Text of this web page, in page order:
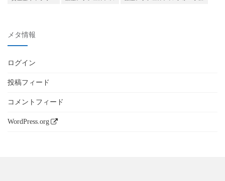
メタ情報
ログイン
投稿フィード
コメントフィード
WordPress.org